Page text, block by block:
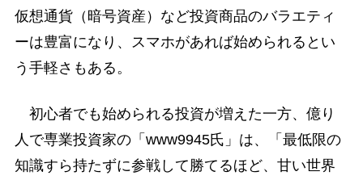
仮想通貨（暗号資産）など投資商品のバラエティ
ーは豊富になり、スマホがあれば始められるとい
う手軽さもある。
初心者でも始められる投資が増えた一方、億り
人で専業投資家の「www9945氏」は、「最低限の
知識すら持たずに参戦して勝てるほど、甘い世界